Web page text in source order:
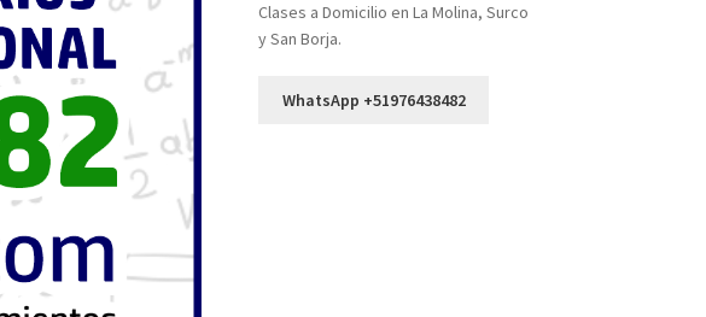
Clases a Domicilio en La Molina, Surco
y San Borja.
WhatsApp +51976438482